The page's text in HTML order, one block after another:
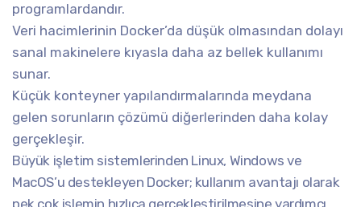
programlardandır.
Veri hacimlerinin Docker’da düşük olmasından dolayı
sanal makinelere kıyasla daha az bellek kullanımı
sunar.
Küçük konteyner yapılandırmalarında meydana
gelen sorunların çözümü diğerlerinden daha kolay
gerçekleşir.
Büyük işletim sistemlerinden Linux, Windows ve
MacOS’u destekleyen Docker; kullanım avantajı olarak